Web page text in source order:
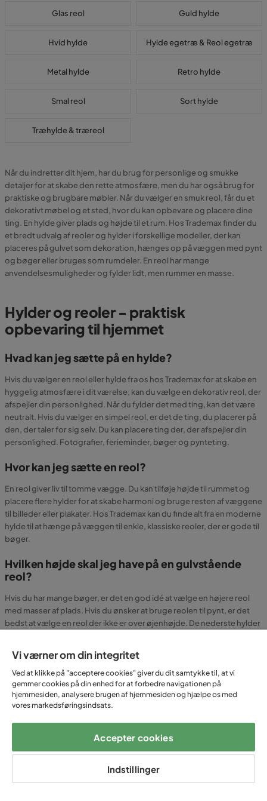
Glas reol Guld hylde
Hvid hylde Hylde egetræ & Reol egetræ
Metal hylde Retro hylde
Smal reol Sort hylde
Træhylde & træreol
Når du indretter dit hjem, har du brug for personlige og smukke
detaljer for at skabe den rette atmosfære, men du har også brug for
praktiske og brugbare møbler. Når du vælger en smuk reol, får du et
dekorativt møbel og et sted, hvor du kan opbevare og placere dine
ting. En hylde giver plads og højde til et rum. Hos Trademax finder du
et bredt udvalg af reoler og hylder i forskellige modeller, der kan
placeres på gulvet som dekoration, hænges op på væggen med pynt
og bøger eller bruges som rumdeler. En reol har mange
anvendelsesmuligheder og fylder lidt, men rummer en masse.
Hylder og reoler - praktisk
opbevaring til hjemmet
Hvad kan jeg sætte på en hylde?
Hvis du vælger en reol eller hylde fra os hos Trademax for at skabe en
hyggelig atmosfære i dit værelse, kan du vælge en dekorativ reol, der
afspejler din personlighed. Når du fylder det med ting, kan det være
neutralt. Hvis du vælger en simpel reol, er det de ting, du placerer på
den, der taler for sig selv. Du kan placere ting der, der afspejler din
personlighed. Fotografier, ferieminder, bøger og pynteting.
Hvor kan jeg sætte en reol?
En reol giver liv til tomme vægge. Du kan tilføje højde til rummet og
placere flere hylder for at skabe harmoni og bruge resten af væggene
til billeder eller plakater. Hos Trademax kan du finde alt fra en moderne
hylde til at hænge på væggen til enkle, klassiske reoler, der er gode til
bøger.
Hvilken højde skal jeg have på en gulvstående
reol?
Hvis du har mange bøger, er det en god idé at vælge en højere reol
med masser af plads. Hvis du ønsker at bruge reolen til pynt, er det
bedst at vælge en reol der ikke er over øjenhøjde. De nederste hylder
vores kundeservice.
TILMELD DIG
NYHEDSBREVET
Vi værner om din integritet
Ved at klikke på "acceptere cookies" giver du dit samtykke til, at vi
gemmer cookies på din enhed for at forbedre navigationen på
hjemmesiden, analysere brugen af hjemmesiden og hjælpe os med
vores markedsføringsindsats.
Accepter cookies
Indstillinger